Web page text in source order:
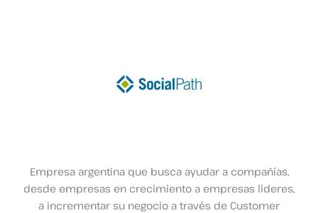
Empresa argentina que busca ayudar a compañías,
desde empresas en crecimiento a empresas líderes,
a incrementar su negocio a través de Customer